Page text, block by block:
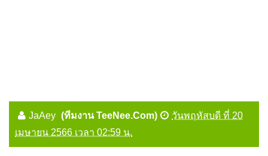
JaAey (ทีมงาน TeeNee.Com)
วันพฤหัสบดี ที่ 20
เมษายน 2566 เวลา 02:59 น.